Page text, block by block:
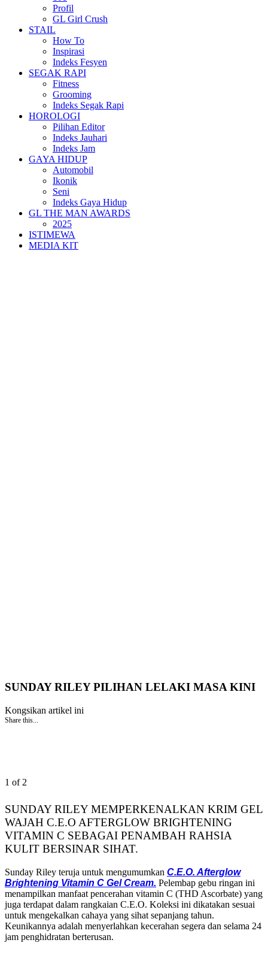
Profil
GL Girl Crush
STAIL
How To
Inspirasi
Indeks Fesyen
SEGAK RAPI
Fitness
Grooming
Indeks Segak Rapi
HOROLOGI
Pilihan Editor
Indeks Jauhari
Indeks Jam
GAYA HIDUP
Automobil
Ikonik
Seni
Indeks Gaya Hidup
GL THE MAN AWARDS
2025
ISTIMEWA
MEDIA KIT
SUNDAY RILEY PILIHAN LELAKI MASA KINI
Kongsikan artikel ini
Share this...
1 of 2
SUNDAY RILEY MEMPERKENALKAN KRIM GEL
WAJAH C.E.O AFTERGLOW BRIGHTENING
VITAMIN C SEBAGAI PENAMBAH RAHSIA
KULIT BERSINAR SIHAT.
Sunday Riley teruja untuk mengumumkan C.E.O. Afterglow
Brightening Vitamin C Gel Cream. Pelembap gebu ringan ini
menampilkan manfaat pencerahan vitamin C (THD Ascorbate) yang
juga terdapat dalam rangkaian C.E.O. Koleksi ini dikatakan sesuai
untuk mengekalkan cahaya yang sihat sepanjang tahun.
Keunikannya adalah menyerlahkan kecerahan segera dan selama 24
jam penghidratan berterusan.